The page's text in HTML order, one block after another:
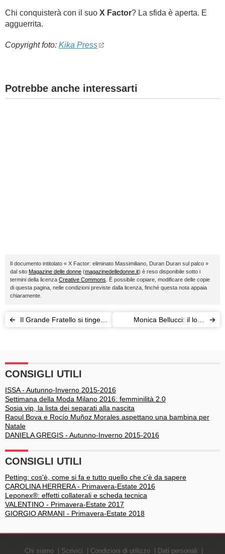
Chi conquisterà con il suo X Factor? La sfida è aperta. E
agguerrita.
Copyright foto: Kika Press
Potrebbe anche interessarti
Il documento intitolato « X Factor: eliminato Massimiliano, Duran Duran sul palco »
dal sito Magazine delle donne (magazinedelledonne.it) è reso disponibile sotto i
termini della licenza Creative Commons . È possibile copiare, modificare delle copie
di questa pagina, nelle condizioni previste dalla licenza, finché questa nota appaia
chiaramente.
Il Grande Fratello si tinge
Monica Bellucci: il look
CONSIGLI UTILI
ISSA - Autunno-Inverno 2015-2016
Settimana della Moda Milano 2016: femminilità 2.0
Sosia vip, la lista dei separati alla nascita
Raoul Bova e Rocío Muñoz Morales aspettano una bambina per
Natale
DANIELA GREGIS - Autunno-Inverno 2015-2016
CONSIGLI UTILI
Petting: cos'è, come si fa e tutto quello che c'è da sapere
CAROLINA HERRERA - Primavera-Estate 2016
Leponex®: effetti collaterali e scheda tecnica
VALENTINO - Primavera-Estate 2017
GIORGIO ARMANI - Primavera-Estate 2018
Chi siamo Scrivici Condizioni di utilizzo Dati personali